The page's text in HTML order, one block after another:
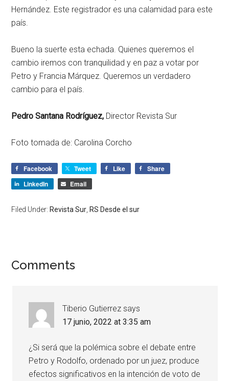
Hernández. Este registrador es una calamidad para este
país.
Bueno la suerte esta echada. Quienes queremos el
cambio iremos con tranquilidad y en paz a votar por
Petro y Francia Márquez. Queremos un verdadero
cambio para el país.
Pedro Santana Rodríguez, Director Revista Sur
Foto tomada de: Carolina Corcho
Facebook Tweet Like
Share
LinkedIn
Email
Filed Under: Revista Sur, RS Desde el sur
Comments
Tiberio Gutierrez says
17 junio, 2022 at 3:35 am
¿Si será que la polémica sobre el debate entre
Petro y Rodolfo, ordenado por un juez, produce
efectos significativos en la intención de voto de